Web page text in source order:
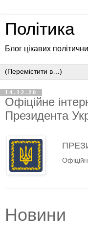
Політика
Блог цікавих
14.12.20
Офіційне
Президента
Новини